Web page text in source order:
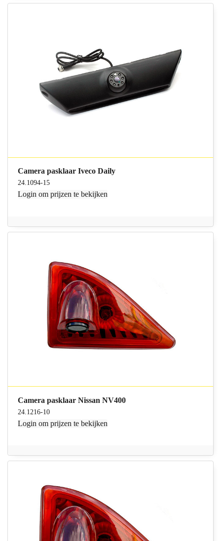
Camera pasklaar Iveco Daily
24.1094-15
Login om prijzen te bekijken
Camera pasklaar Nissan NV400
24.1216-10
Login om prijzen te bekijken